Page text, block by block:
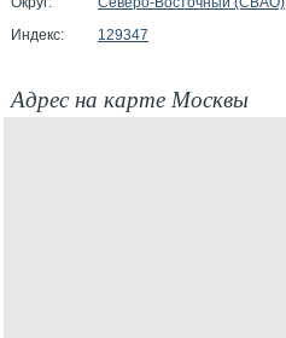
Индекс:
129347
Адрес на карте Москвы